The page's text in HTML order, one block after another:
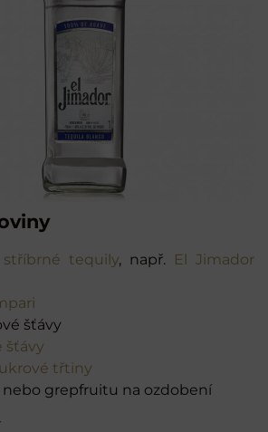
stříbrné tequily, např. El Jimador
šťávy
šťávy
třtiny
grepfruitu na ozdobení